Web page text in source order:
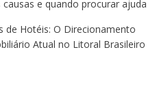
e quando procurar ajuda
de Hotéis: O Direcionamento
Atual no Litoral Brasileiro